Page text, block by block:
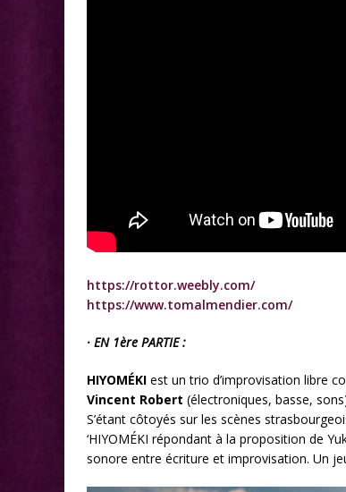
https://rottor.weebly.com/
https://www.tomalmendier.com/
· EN 1ère PARTIE :
HIYOMÉKI est un trio d’improvisation libre
Vincent Robert (électroniques, basse,
S’étant côtoyés sur les scènes
‘HIYOMÉKI répondant à la proposition de
sonore entre écriture et improvisation. Un